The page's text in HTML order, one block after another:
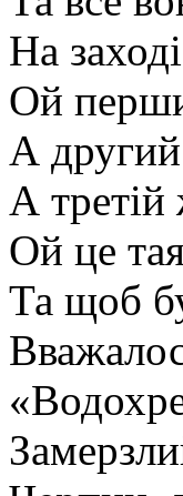
На
Ой
А
А третій
Ой це
Та щоб